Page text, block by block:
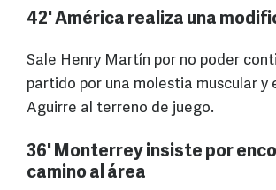
42' América realiza una
Sale Henry Martín por no poder
partido por una molestia muscular y
Aguirre al terreno de juego.
36' Monterrey insiste por
camino al área